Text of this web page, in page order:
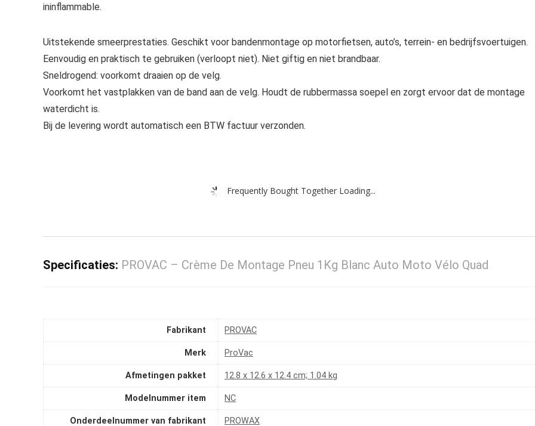
ininflammable.
Uitstekende smeerprestaties. Geschikt voor bandenmontage op motorfietsen, auto’s, terrein- en bedrijfsvoertuigen.
Eenvoudig en praktisch te gebruiken (verloopt niet). Niet giftig en niet brandbaar.
Sneldrogend: voorkomt draaien op de velg.
Voorkomt het vastplakken van de band aan de velg. Houdt de rubbermassa soepel en zorgt ervoor dat de montage
waterdicht is.
Bij de levering wordt automatisch een BTW factuur verzonden.
Frequently Bought Together Loading...
Specificaties: PROVAC – Crème De Montage Pneu 1Kg Blanc Auto Moto Vélo Quad
Fabrikant ‎PROVAC
Merk ‎ProVac
Afmetingen pakket ‎12.8 x 12.6 x 12.4 cm; 1.04 kg
Modelnummer item ‎NC
Onderdeelnummer van fabrikant ‎PROWAX